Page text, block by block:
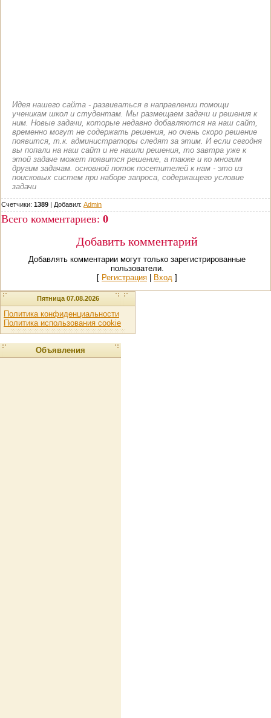
Идея нашего сайта - развиваться в направлении помощи
ученикам школ и студентам. Мы размещаем задачи и решения к
ним. Новые задачи, которые недавно добавляются на наш сайт,
временно могут не содержать решения, но очень скоро решение
появится, т.к. администраторы следят за этим. И если сегодня
вы попали на наш сайт и не нашли решения, то завтра уже к
этой задаче может появится решение, а также и ко многим
другим задачам. основной поток посетителей к нам - это из
поисковых систем при наборе запроса, содержащего условие
задачи
Счетчики: 1389 | Добавил: Admin
Всего комментариев: 0
Добавить комментарий
Добавлять комментарии могут только зарегистрированные
пользователи.
[ Регистрация Вход ]
Пятница 07.08.2026
Политика конфиденциальности
Политика использования cookie
Объявления